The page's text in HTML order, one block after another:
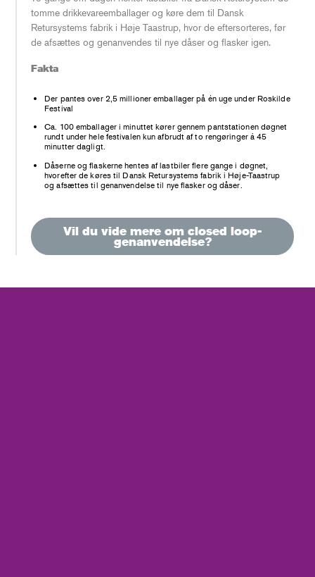
tomme drikkevareemballager og køre dem til Dansk
Retursystems fabrik i Høje Taastrup, hvor de eftersorteres, før
de afsættes og genanvendes til nye dåser og flasker igen.
Fakta
Der pantes over 2,5 millioner emballager på én uge under Roskilde
Festival
Ca. 100 emballager i minuttet kører gennem pantstationen døgnet
rundt under hele festivalen kun afbrudt af to rengøringer á 45
minutter dagligt.
Dåserne og flaskerne hentes af lastbiler flere gange i døgnet,
hvorefter de køres til Dansk Retursystems fabrik i Høje-Taastrup
og afsættes til genanvendelse til nye flasker og dåser.
Vil du vide mere om closed loop-
genanvendelse?